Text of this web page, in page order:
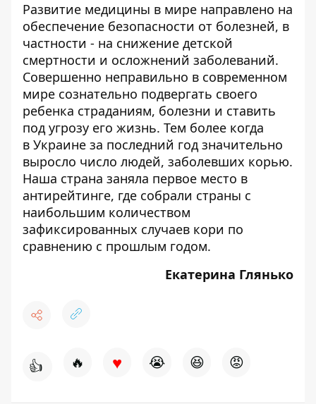
Развитие медицины в мире направлено на
обеспечение безопасности от болезней, в
частности - на снижение детской
смертности и осложнений заболеваний.
Совершенно неправильно в современном
мире сознательно подвергать своего
ребенка страданиям, болезни и ставить
под угрозу его жизнь. Тем более когда
в Украине за последний год значительно
выросло число людей, заболевших корью.
Наша страна заняла первое место в
антирейтинге, где собрали страны с
наибольшим количеством
зафиксированных случаев кори по
сравнению с прошлым годом.
Екатерина Глянько
👍 🔥 ♥ 😭 😆 😡